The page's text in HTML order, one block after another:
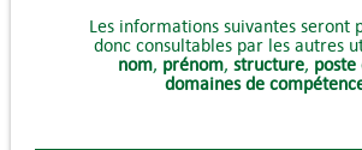
Les informations suivantes seront
donc consultables par les autres
nom, prénom, structure, poste
domaines de